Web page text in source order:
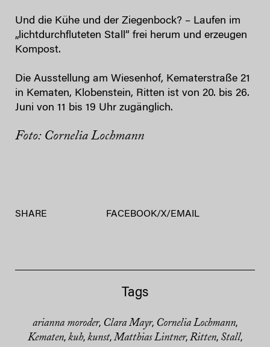
Und die Kühe und der Ziegenbock? – Laufen im
„lichtdurchfluteten Stall“ frei herum und erzeugen
Kompost.
Die Ausstellung am Wiesenhof, Kematerstraße 21
in Kematen, Klobenstein, Ritten ist von 20. bis 26.
Juni von 11 bis 19 Uhr zugänglich.
Foto: Cornelia Lochmann
SHARE FACEBOOK/X/ EMAIL
Tags
arianna moroder, Clara Mayr, Cornelia Lochmann,
Kematen, kuh, kunst, Matthias Lintner, Ritten, Stall,